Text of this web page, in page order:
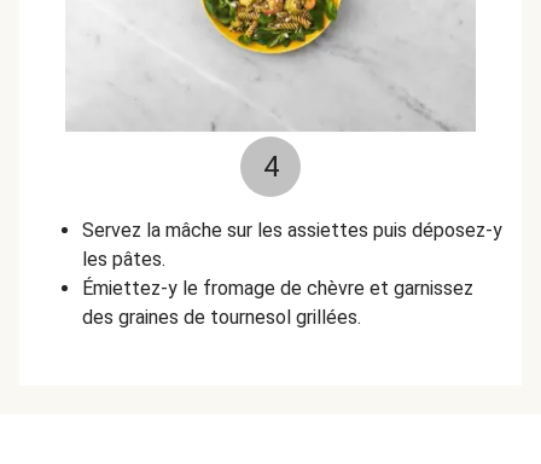
4
Servez la mâche sur les assiettes puis déposez-y
les pâtes.
Émiettez-y le fromage de chèvre et garnissez
des graines de tournesol grillées.